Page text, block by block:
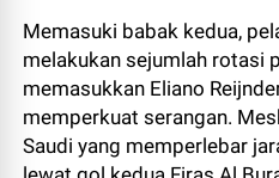
Memasuki babak kedua,
melakukan sejumlah rotasi
memasukkan Eliano
memperkuat serangan.
Saudi yang memperlebar